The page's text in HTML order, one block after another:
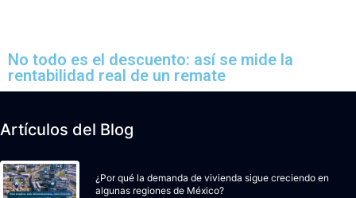
No todo es el descuento: así se mide la
rentabilidad real de un remate
Artículos del Blog
¿Por qué la demanda de vivienda sigue creciendo en
algunas regiones de México?